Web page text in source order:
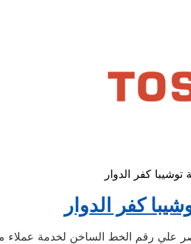
توشيبا كفر الدوار
كفر الدوار
علي رقم الخط الساخن لخدمة عملاء